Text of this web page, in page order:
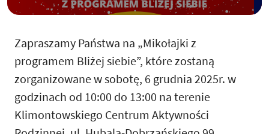
Zapraszamy Państwa na „Mikołajki z
programem Bliżej siebie”, które zostaną
zorganizowane w sobotę, 6 grudnia 2025r. w
godzinach od 10:00 do 13:00 na terenie
Klimontowskiego Centrum Aktywności